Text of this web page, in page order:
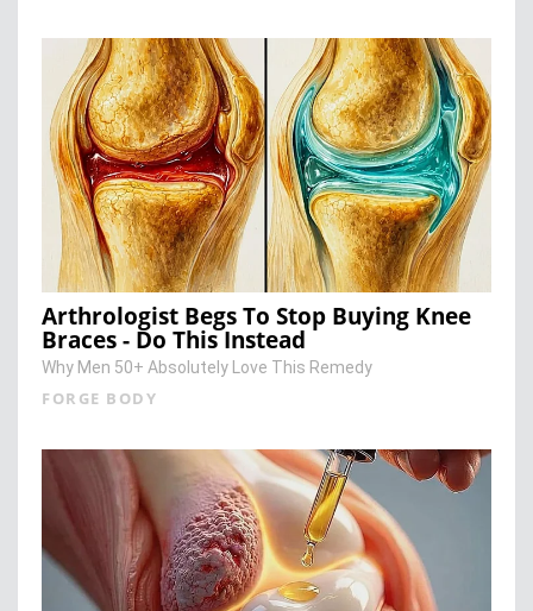
Arthrologist Begs To Stop Buying Knee
Braces - Do This Instead
Why Men 50+ Absolutely Love This Remedy
FORGE BODY